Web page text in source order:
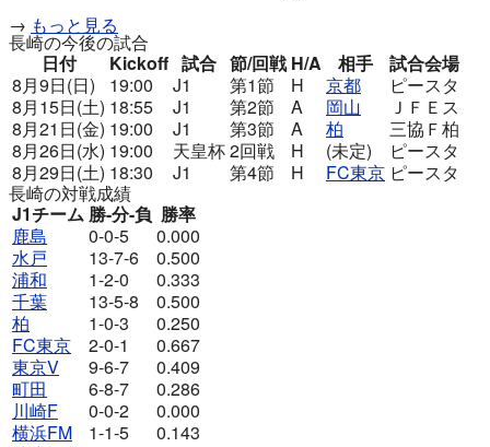
→ もっと見る
長崎の今後の試合
日付
Kickoff 試合 節/回戦 H/A 相手
試合会場
8月9日(日)
19:00 J1 第1節 H 京都
ピースタ
8月15日(土) 18:55 J1 第2節 A 岡山
ＪＦＥス
8月21日(金) 19:00 J1 第3節 A 柏
三協Ｆ柏
8月26日(水) 19:00 天皇杯2回戦 H (未定)
ピースタ
8月29日(土) 18:30 J1 第4節 H FC東京 ピースタ
長崎の対戦成績
J1チーム 勝-分-負 勝率
鹿島
0-0-5
0.000
水戸
13-7-6
0.500
浦和
1-2-0
0.333
千葉
13-5-8
0.500
柏
1-0-3
0.250
FC東京
2-0-1
0.667
東京V
9-6-7
0.409
町田
6-8-7
0.286
川崎F
0-0-2
0.000
横浜FM
1-1-5
0.143